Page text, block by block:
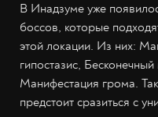
В Инадзуме уже
боссов, которые
этой локации. Из них:
гипостазис,
Манифестация грома.
предстоит сразиться с